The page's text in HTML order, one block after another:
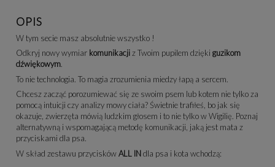
OPIS
W tym secie masz absolutnie wszystko !
Odkryj nowy wymiar komunikacji z Twoim pupilem dzięki guzikom
dźwiękowym
To nie technologia. To magia zrozumienia miedzy łapą a sercem.
Chcesz zacząć porozumiewać się ze swoim psem lub kotem nie tylko za
pomocą intuicji czy analizy mowy ciała? Świetnie trafiłeś, bo jak się
okazuje, zwierzęta mówią ludzkim głosem i to nie tylko w Wigilię. Poznaj
alternatywną i wspomagającą metodę komunikacji, jaką jest mata z
przyciskami dla psa.
W skład zestawu przyciskówALL IN dla psa i kota wchodzą: